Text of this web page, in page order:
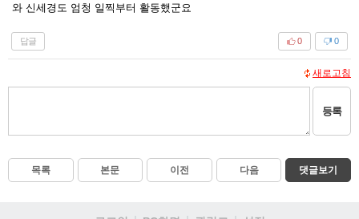
와 신세경도 엄청 일찍부터 활동했군요
답글 0
0
새로고침
등록
목록 본문 이전 다음 댓글보기